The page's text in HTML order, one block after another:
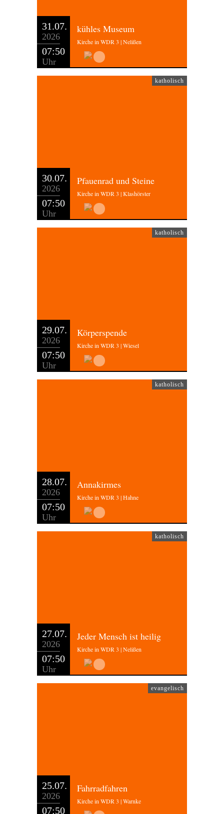
31.07.
2026
07:50
Uhr
kühles Museum
Kirche in WDR 3 | Nelißen
katholisch
30.07.
2026
07:50
Uhr
Pfauenrad und Steine
Kirche in WDR 3 | Klashörster
katholisch
29.07.
2026
07:50
Uhr
Körperspende
Kirche in WDR 3 | Wiesel
katholisch
28.07.
2026
07:50
Uhr
Annakirmes
Kirche in WDR 3 | Hahne
katholisch
27.07.
2026
07:50
Uhr
Jeder Mensch ist heilig
Kirche in WDR 3 | Nelißen
evangelisch
25.07.
2026
07:50
Fahrradfahren
Kirche in WDR 3 | Warnke